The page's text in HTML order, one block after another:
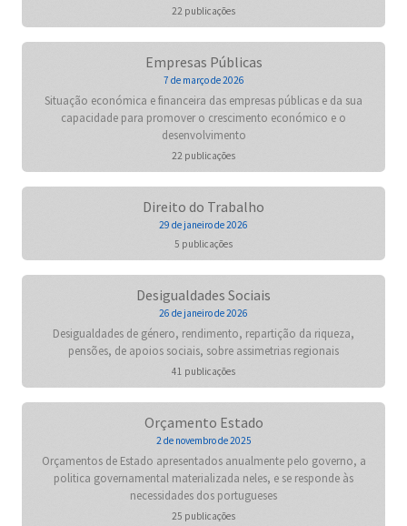
22 publicações
Empresas Públicas
7 de março de 2026
Situação económica e financeira das empresas públicas e da sua
capacidade para promover o crescimento económico e o
desenvolvimento
22 publicações
Direito do Trabalho
29 de janeiro de 2026
5 publicações
Desigualdades Sociais
26 de janeiro de 2026
Desigualdades de género, rendimento, repartição da riqueza,
pensões, de apoios sociais, sobre assimetrias regionais
41 publicações
Orçamento Estado
2 de novembro de 2025
Orçamentos de Estado apresentados anualmente pelo governo, a
politica governamental materializada neles, e se responde às
necessidades dos portugueses
25 publicações